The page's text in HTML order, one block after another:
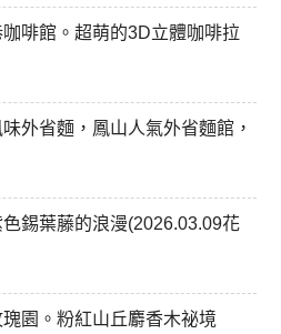
啡館。超萌的3D立體咖啡拉
外省麵，鳳山人氣外省麵館，
錫葉藤的浪漫(2026.03.09花
園。粉紅山丘麝香木祕境